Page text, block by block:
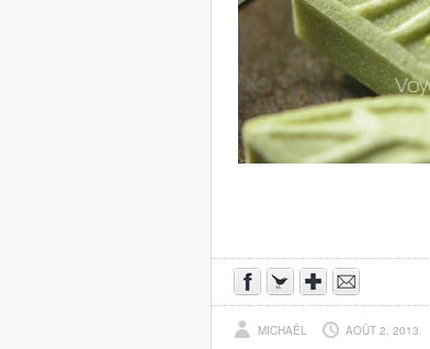
MICHAËL AOÛT 2, 2013